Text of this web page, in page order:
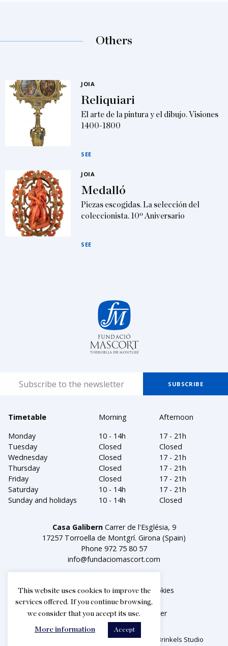
Others
JOIA
Reliquiari
El arte de la pintura y el dibujo. Visiones
1400-1800
SEE
JOIA
Medalló
Piezas escogidas. La selección del
coleccionista. 10º Aniversario
SEE
Timetable Morning
Afternoon
Monday
10 - 14h
17 - 21h
Tuesday
Closed
Closed
Wednesday
Closed
17 - 21h
Thursday
Closed
17 - 21h
Friday
Closed
17 - 21h
Saturday
10 - 14h
17 - 21h
Sunday and holidays
10 - 14h Closed
Casa GalibernCarrer de l'Església, 9
17257 Torroella de Montgrí. Girona (Spain)
Phone 972 75 80 57
info@fundaciomascort.com
Legal notice Política de cookies
Facebook Instagram Twitter
2026© Fundació Privada Mascort. Creat per Brinkels Studio
This website uses cookies to improve the
services offered. If you continue browsing,
we consider that you accept its use.
More information Accept